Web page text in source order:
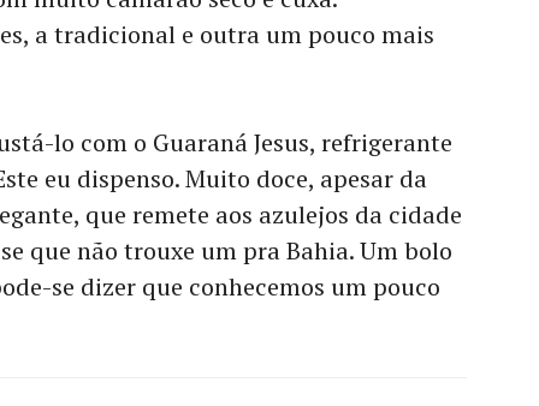
a tradicional e outra um pouco mais
lo com o Guaraná Jesus, refrigerante
eu dispenso. Muito doce, apesar da
que remete aos azulejos da cidade
que não trouxe um pra Bahia. Um bolo
se dizer que conhecemos um pouco